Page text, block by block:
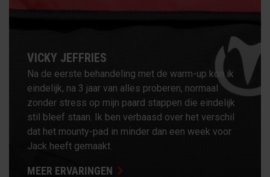
VICKY JEFFRIES
Na de eerste behandeling met de warm-up kon ik
eindelijk, na 3 jaar van alles proberen, normaal
zonder stress op mijn paard stappen die eindelijk
stil bleef staan. Ik ben verbaasd over het verschil
dat het mounty-pad in minder dan een week voor
Jack heeft gemaakt.
MEER ERVARINGEN